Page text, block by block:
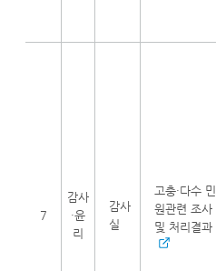
7
감사
·윤
리
감사
실
고충·다수 민
원관련 조사
및 처리결과